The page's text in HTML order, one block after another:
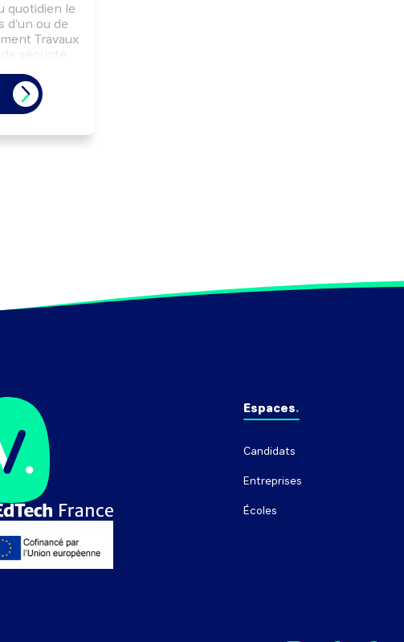
quotidien le
d'un ou de
Travaux
sécurité.
à
de
Espaces
Candidats
Entreprises
Écoles